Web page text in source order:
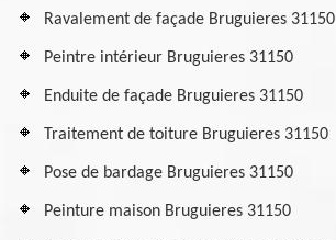
Ravalement de façade Bruguieres 31150
Peintre intérieur Bruguieres 31150
Enduite de façade Bruguieres 31150
Traitement de toiture Bruguieres 31150
Pose de bardage Bruguieres 31150
Peinture maison Bruguieres 31150